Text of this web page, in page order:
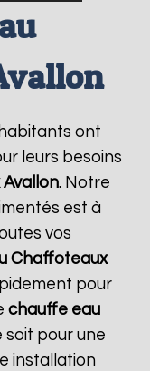
ont
leurs besoins
Avallon. Notre
est à
vos
Chaffoteaux
pour
chauffe eau
soit pour une
installation